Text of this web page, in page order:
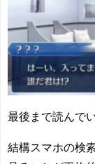
最後まで読んで
結構スマホの検